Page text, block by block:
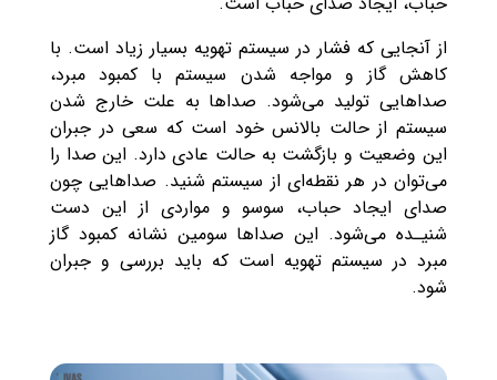
از آنجایی که فشار در سیستم تهویه بسیار زیاد است. با
کاهش گاز و مواجه شدن سیستم با کمبود مبرد،
صداهایی تولید می‌شود‌. صداها به علت خارج شدن
سیستم از حالت بالانس خود است که سعی در جبران
این وضعیت و بازگشت به حالت عادی دارد. این صدا را
می‌توان در هر نقطه‌ای از سیستم شنید‌. صداهایی چون
صدای ایجاد حباب، سوسو و مواردی از این دست
شنیـده می‌شود. این صداها سومین نشانه کمبود گاز
مبرد در سیستم تهویه است که باید بررسی و جبران
شود.